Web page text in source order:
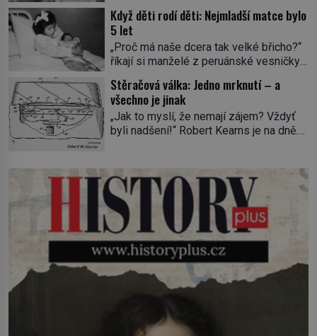
jedním z nejstarších knírů musíme až do
starověkého Egypta. Najdeme ho na
soše egyptského prince Rahotepa, jenž
žil ve 26. století před naším
letopočtem! Není to ale něco obvyklého,
proto právě obyvatelé ze stínu pyramid
dbají na hygienu a kompletně holí […]
Když děti rodí děti: Nejmladší matce bylo
5 let
„Proč má naše dcera tak velké břicho?“
říkají si manželé z peruánské vesničky
nemocnice. Nemá ale v břiše nádor, jak
se obávali, ale sedmiměsíční plod! Ve
věku 5 let, 7 měsíců a 21 dnů porodí
Lina Medina (*1933) císařským řezem
Stěračová válka: Jedno mrknutí – a
všechno je jinak
„Jak to myslí, že nemají zájem? Vždyť
byli nadšení!“ Robert Kearns je na dně.
fabriky první modely s Kearnsovým
zlepšovákem. Začíná spor, kterému
génius obětuje vše – čas, rodinu i sám
sebe. Američan Robert William Kearns
(1927–2005), který během vlastní
svatby přijde […]